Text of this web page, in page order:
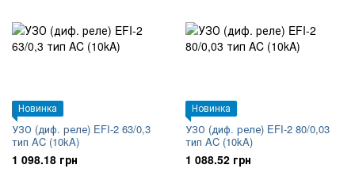
Новинка
УЗО (диф. реле) EFI-2 63/0,3
тип AC (10kA)
1 098.18 грн
Новинка
УЗО (диф. реле) EFI-2 80/0,03
тип AC (10kA)
1 088.52 грн